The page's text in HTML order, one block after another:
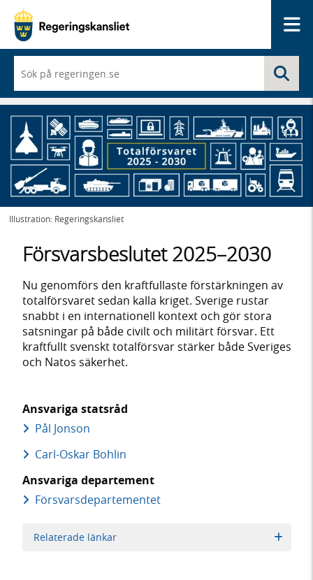
du
börjar
skriva
så
framträder
en
lista
med
sökförslag
Illustration: Regeringskansliet
Försvarsbeslutet 2025–2030
Nu genomförs den kraftfullaste förstärkningen av
totalförsvaret sedan kalla kriget. Sverige rustar
snabbt i en internationell kontext och gör stora
satsningar på både civilt och militärt försvar. Ett
kraftfullt svenskt totalförsvar stärker både Sveriges
och Natos säkerhet.
Ansvariga statsråd
Pål Jonson
Carl-Oskar Bohlin
Ansvariga departement
Försvars­departementet
Relaterade länkar